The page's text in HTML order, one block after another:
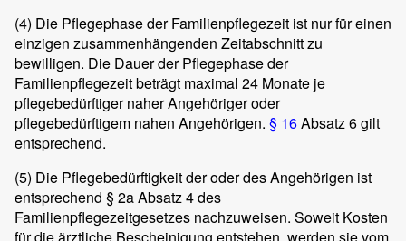
(4) Die Pflegephase der Familienpflegezeit ist nur für einen
einzigen zusammenhängenden Zeitabschnitt zu
bewilligen. Die Dauer der Pflegephase der
Familienpflegezeit beträgt maximal 24 Monate je
pflegebedürftiger naher Angehöriger oder
pflegebedürftigem nahen Angehörigen. § 16Absatz 6 gilt
entsprechend.
(5) Die Pflegebedürftigkeit der oder des Angehörigen ist
entsprechend § 2a Absatz 4 des
Familienpflegezeitgesetzes nachzuweisen. Soweit Kosten
für die ärztliche Bescheinigung entstehen, werden sie vom